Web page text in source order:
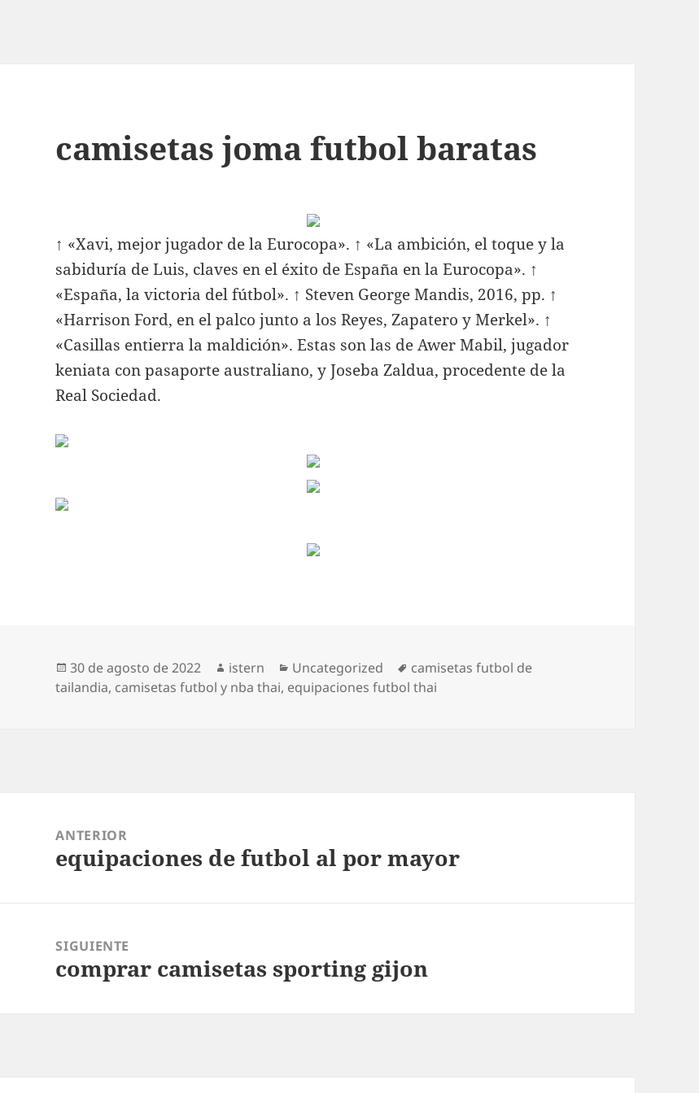
camisetas joma futbol baratas
↑ «Xavi, mejor jugador de la Eurocopa». ↑ «La ambición, el toque y la
sabiduría de Luis, claves en el éxito de España en la Eurocopa». ↑
«España, la victoria del fútbol». ↑ Steven George Mandis, 2016, pp. ↑
«Harrison Ford, en el palco junto a los Reyes, Zapatero y Merkel». ↑
«Casillas entierra la maldición». Estas son las de Awer Mabil, jugador
keniata con pasaporte australiano, y Joseba Zaldua, procedente de la
Real Sociedad.
Publicado
el
30 de agosto de 2022 Autor
istern Categorías
Uncategorized Etiquetas
camisetas futbol de
tailandia, camisetas futbol y nba thai, equipaciones futbol thai
entradas
ANTERIOR
Entrada
equipaciones de futbol al por mayor
SIGUIENTE
Entrada
comprar camisetas sporting gijon